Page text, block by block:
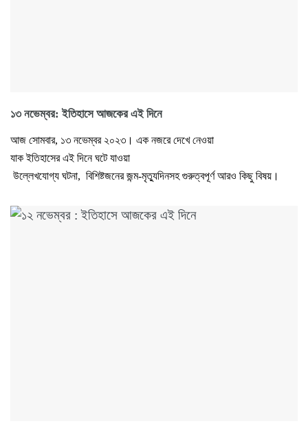
১৩ নভেম্বর: ইতিহাসে আজকের এই দিনে
আজ সোমবার, ১৩ নভেম্বর ২০২৩। এক নজরে দেখে নেওয়া
যাক ইতিহাসের এই দিনে ঘটে যাওয়া
উল্লেখযোগ্য ঘটনা, বিশিষ্টজনের জন্ম-মৃত্যুদিনসহ গুরুত্বপূর্ণ আরও কিছু বিষয়।